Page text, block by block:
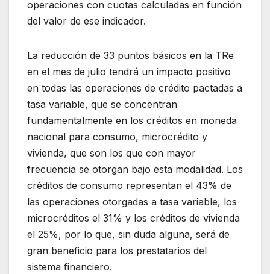
operaciones con cuotas calculadas en función
del valor de ese indicador.
La reducción de 33 puntos básicos en la TRe
en el mes de julio tendrá un impacto positivo
en todas las operaciones de crédito pactadas a
tasa variable, que se concentran
fundamentalmente en los créditos en moneda
nacional para consumo, microcrédito y
vivienda, que son los que con mayor
frecuencia se otorgan bajo esta modalidad. Los
créditos de consumo representan el 43% de
las operaciones otorgadas a tasa variable, los
microcréditos el 31% y los créditos de vivienda
el 25%, por lo que, sin duda alguna, será de
gran beneficio para los prestatarios del
sistema financiero.